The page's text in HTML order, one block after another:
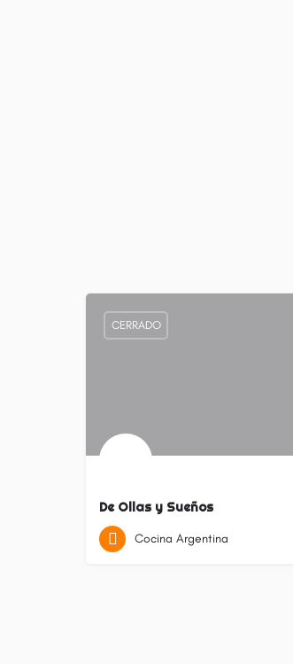
De Ollas y Sueños
Monte Grande
CERRADO
Cocina Argentina